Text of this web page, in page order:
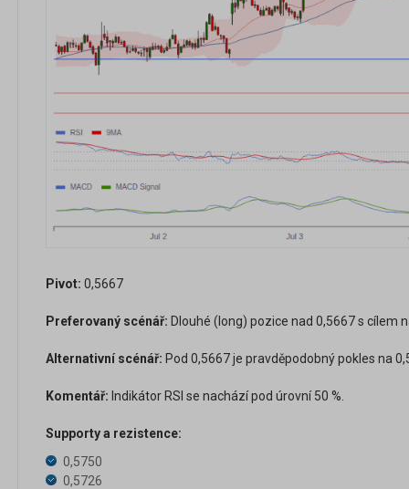
Pivot: 0,5667
Preferovaný scénář: Dlouhé (long) pozice nad 0,5667 s cílem
Alternativní scénář: Pod 0,5667 je pravděpodobný pokles na
Komentář: Indikátor RSI se nachází pod úrovní 50 %.
Supporty a rezistence:
0,5750
0,5726